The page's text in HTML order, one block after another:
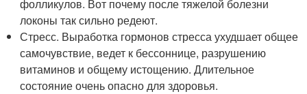
фолликулов. Вот почему после тяжелой болезни
локоны так сильно редеют.
Стресс. Выработка гормонов стресса ухудшает общее
самочувствие, ведет к бессоннице, разрушению
витаминов и общему истощению. Длительное
состояние очень опасно для здоровья.